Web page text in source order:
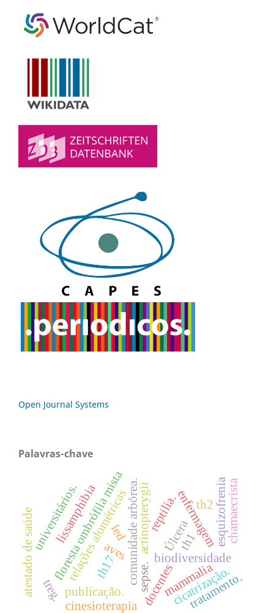
Open Journal Systems
Palavras-chave
relações alométricas
floresta ombrófila mistacomunidade arbórea.actinopterygii
aves biodiversidade
lissamphibia
mammalia
reptilia.enfermagem
docentes
publicação.
Úlcera
led
cicatrização.
universitários. esquizofrenia
cinesioterapia tratamento.
chamaecrista
atestado de saúde sepse.
th1
th2
th17
treg.